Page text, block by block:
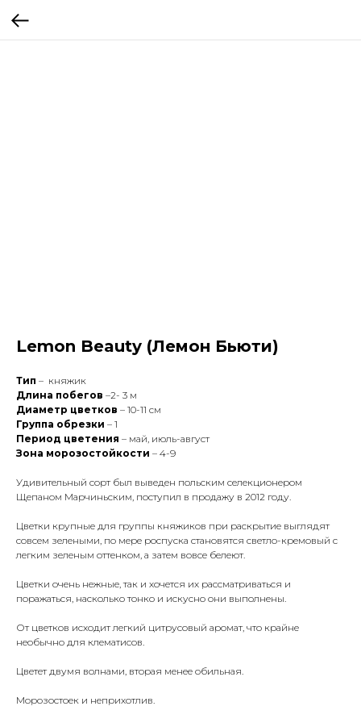
Lemon Beauty (Лемон Бьюти)
Тип – княжик
Длина побегов –2- 3 м
Диаметр цветков – 10-11 см
Группа обрезки – 1
Период цветения – май, июль-август
Зона морозостойкости – 4-9
Удивительный сорт был выведен польским селекционером
Щепаном Марчиньским, поступил в продажу в 2012 году.
Цветки крупные для группы княжиков при раскрытие выглядят
совсем зелеными, по мере роспуска становятся светло-кремовый с
легким зеленым оттенком, а затем вовсе белеют.
Цветки очень нежные, так и хочется их рассматриваться и
поражаться, насколько тонко и искусно они выполнены.
От цветков исходит легкий цитрусовый аромат, что крайне
необычно для клематисов.
Цветет двумя волнами, вторая менее обильная.
Морозостоек и неприхотлив.